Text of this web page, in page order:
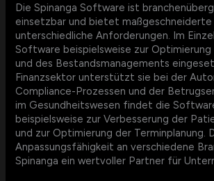
Die Spinanga Software ist
einsetzbar und bietet maßgeschneiderte
unterschiedliche Anforderungen. Im
Software beispielsweise zur
und des Bestandsmanagements
Finanzsektor unterstützt sie bei der
Compliance-Prozessen und der
im Gesundheitswesen findet die
beispielsweise zur Verbesserung der
und zur Optimierung der Terminplanung.
Anpassungsfähigkeit an verschiedene
Spinanga ein wertvoller Partner für